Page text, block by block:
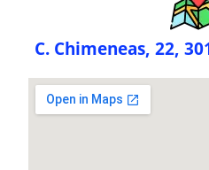
C. Chimeneas, 22,